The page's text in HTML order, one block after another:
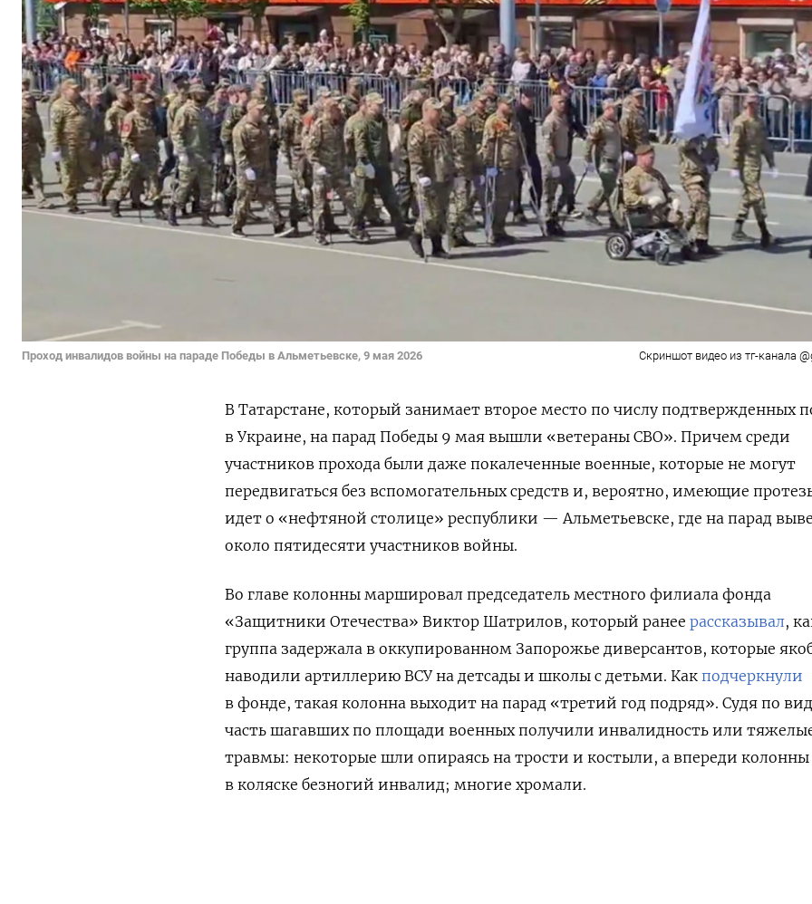
Проход инвалидов войны на параде Победы в Альметьевске, 9 мая 2026 Скриншот видео из тг-канала
В Татарстане, который занимает второе место по числу подтвержденных
в Украине, на парад Победы 9 мая вышли «ветераны СВО». Причем среди
участников прохода были даже покалеченные военные, которые не могут
передвигаться без вспомогательных средств и, вероятно, имеющие
идет о «нефтяной столице» республики — Альметьевске, где на парад
около пятидесяти участников войны.
Во главе колонны маршировал председатель местного филиала фонда
«Защитники Отечества» Виктор Шатрилов, который ранее рассказывал,
группа задержала в оккупированном Запорожье диверсантов, которые
наводили артиллерию ВСУ на детсады и школы с детьми. Как подчеркнули
в фонде, такая колонна выходит на парад «третий год подряд». Судя по
часть шагавших по площади военных получили инвалидность или
травмы: некоторые шли опираясь на трости и костыли, а впереди колонны
в коляске безногий инвалид; многие хромали.